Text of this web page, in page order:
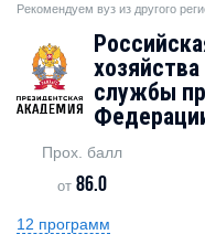
Рекомендуем вуз из другого
службы
Прох. балл
от86.0
12 программ